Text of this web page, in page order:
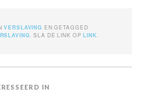
VERSLAVING EN GETAGGED
. SLA DE LINK OPLINK
IN